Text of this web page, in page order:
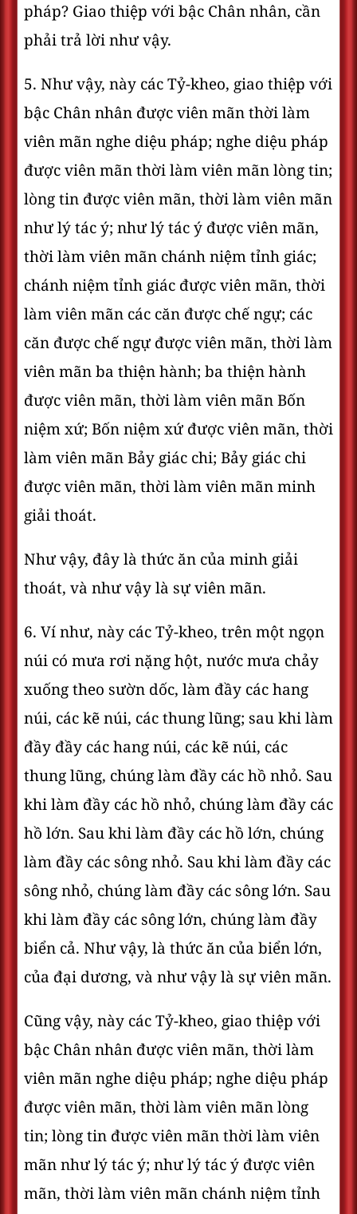
pháp? Giao thiệp với bậc Chân nhân, cần
phải trả lời như vậy.
5. Như vậy, này các Tỷ-kheo, giao thiệp với
bậc Chân nhân được viên mãn thời làm
viên mãn nghe diệu pháp; nghe diệu pháp
được viên mãn thời làm viên mãn lòng tin;
lòng tin được viên mãn, thời làm viên mãn
như lý tác ý; như lý tác ý được viên mãn,
thời làm viên mãn chánh niệm tỉnh giác;
chánh niệm tỉnh giác được viên mãn, thời
làm viên mãn các căn được chế ngự; các
căn được chế ngự được viên mãn, thời làm
viên mãn ba thiện hành; ba thiện hành
được viên mãn, thời làm viên mãn Bốn
niệm xứ; Bốn niệm xứ được viên mãn, thời
làm viên mãn Bảy giác chi; Bảy giác chi
được viên mãn, thời làm viên mãn minh
giải thoát.
Như vậy, đây là thức ăn của minh giải
thoát, và như vậy là sự viên mãn.
6. Ví như, này các Tỷ-kheo, trên một ngọn
núi có mưa rơi nặng hột, nước mưa chảy
xuống theo sườn dốc, làm đầy các hang
núi, các kẽ núi, các thung lũng; sau khi làm
đầy đầy các hang núi, các kẽ núi, các
thung lũng, chúng làm đầy các hồ nhỏ. Sau
khi làm đầy các hồ nhỏ, chúng làm đầy các
hồ lớn. Sau khi làm đầy các hồ lớn, chúng
làm đầy các sông nhỏ. Sau khi làm đầy các
sông nhỏ, chúng làm đầy các sông lớn. Sau
khi làm đầy các sông lớn, chúng làm đầy
biển cả. Như vậy, là thức ăn của biển lớn,
của đại dương, và như vậy là sự viên mãn.
Cũng vậy, này các Tỷ-kheo, giao thiệp với
bậc Chân nhân được viên mãn, thời làm
viên mãn nghe diệu pháp; nghe diệu pháp
được viên mãn, thời làm viên mãn lòng
tin; lòng tin được viên mãn thời làm viên
mãn như lý tác ý; như lý tác ý được viên
mãn, thời làm viên mãn chánh niệm tỉnh